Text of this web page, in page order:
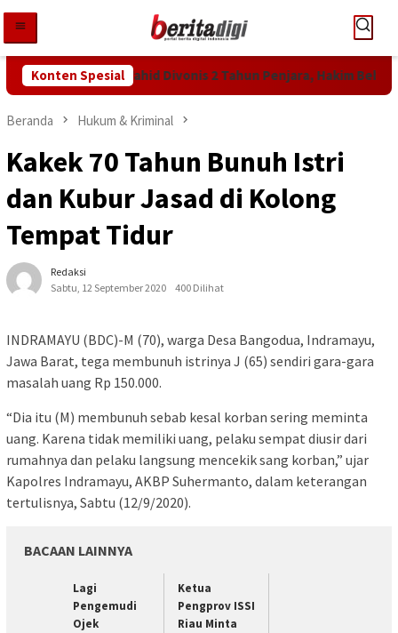
konten
Konten Spesial
KPK! Abdul Wahid Divonis 2 Tahun Penjara, Hakim Bebankan
Beranda Hukum & Kriminal
Kakek 70 Tahun Bunuh Istri
dan Kubur Jasad di Kolong
Tempat Tidur
Redaksi
Sabtu, 12 September 2020
400 Dilihat
INDRAMAYU (BDC)-M (70), warga Desa Bangodua, Indramayu,
Jawa Barat, tega membunuh istrinya J (65) sendiri gara-gara
masalah uang Rp 150.000.
“Dia itu (M) membunuh sebab kesal korban sering meminta
uang. Karena tidak memiliki uang, pelaku sempat diusir dari
rumahnya dan pelaku langsung mencekik sang korban,” ujar
Kapolres Indramayu, AKBP Suhermanto, dalam keterangan
tertulisnya, Sabtu (12/9/2020).
BACAAN LAINNYA
Lagi
Pengemudi
Ojek
Ketua
Pengprov ISSI
Riau Minta